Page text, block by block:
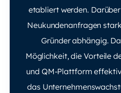
etabliert werden.
Neukundenanfragen
Gründer abhängig.
Möglichkeit, die Vorteile
und QM-Plattform
das